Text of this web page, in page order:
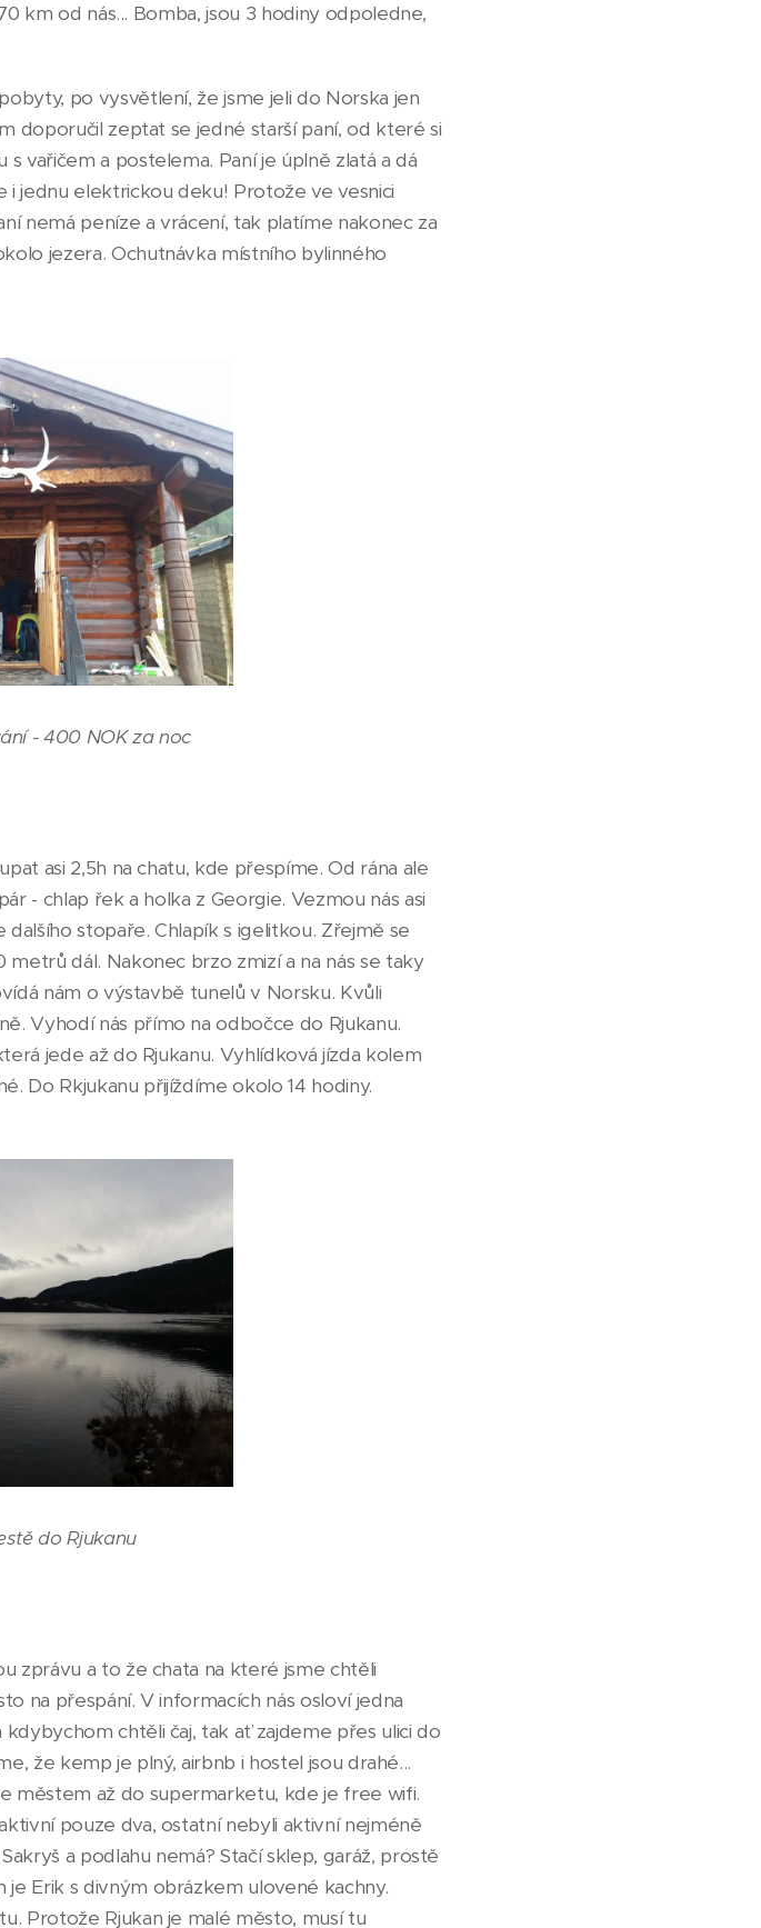
km od nás... Bomba, jsou 3 hodiny odpoledne,
po vysvětlení, že jsme jeli do Norska jen
doporučil zeptat se jedné starší paní, od které si
vařičem a postelema. Paní je úplně zlatá a dá
jednu elektrickou deku! Protože ve vesnici
nemá peníze a vrácení, tak platíme nakonec za
jezera. Ochutnávka místního bylinného
- 400 NOK za noc
asi 2,5h na chatu, kde přespíme. Od rána ale
- chlap řek a holka z Georgie. Vezmou nás asi
stopaře. Chlapík s igelitkou. Zřejmě se
dál. Nakonec brzo zmizí a na nás se taky
nám o výstavbě tunelů v Norsku. Kvůli
Vyhodí nás přímo na odbočce do Rjukanu.
jede až do Rjukanu. Vyhlídková jízda kolem
Do Rkjukanu přijíždíme okolo 14 hodiny.
do Rjukanu
zprávu a to že chata na které jsme chtěli
na přespání. V informacích nás osloví jedna
chtěli čaj, tak ať zajdeme přes ulici do
že kemp je plný, airbnb i hostel jsou drahé...
městem až do supermarketu, kde je free wifi.
pouze dva, ostatní nebyli aktivní nejméně
a podlahu nemá? Stačí sklep, garáž, prostě
Erik s divným obrázkem ulovené kachny.
Protože Rjukan je malé město, musí tu